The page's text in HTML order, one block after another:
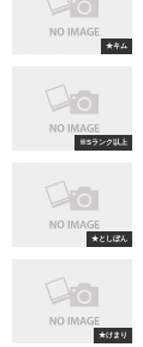
★キム
※Sランク以上
★としぼん
★けまり